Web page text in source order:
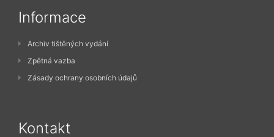
Informace
Archiv tištěných vydání
Zpětná vazba
Zásady ochrany osobních údajů
Kontakt